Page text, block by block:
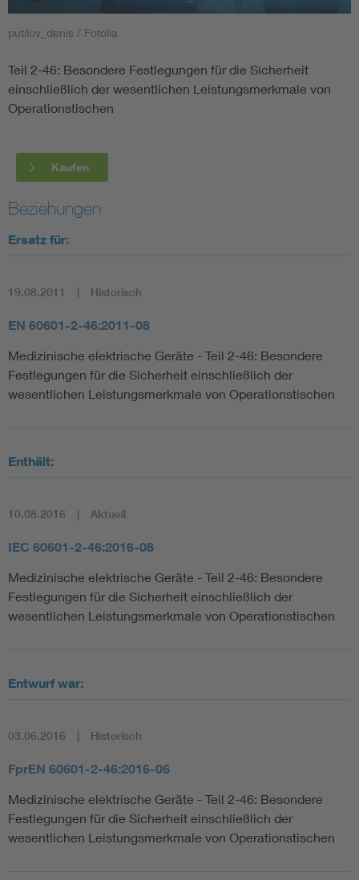
Smart Cities
DKE Fachinformationen im Kontext der Normung
Blitzschutz: DIN EN 62305 in der Übersicht
Circular Economy für mehr Ressourceneffizienz
Cybersecurity in der Industrieautomatisierung
Elektrofachkraft (EFK)
putilov_denis / Fotolia
Teil 2-46: Besondere Festlegungen für die Sicherheit
einschließlich der wesentlichen Leistungsmerkmale von
Operationstischen
Kaufen
Beziehungen
Ersatz für:
19.08.2011 Historisch
EN 60601-2-46:2011-08
Medizinische elektrische Geräte - Teil 2-46: Besondere
Festlegungen für die Sicherheit einschließlich der
wesentlichen Leistungsmerkmale von Operationstischen
Enthält:
10.08.2016 Aktuell
IEC 60601-2-46:2016-08
Medizinische elektrische Geräte - Teil 2-46: Besondere
Festlegungen für die Sicherheit einschließlich der
wesentlichen Leistungsmerkmale von Operationstischen
Entwurf war:
03.06.2016 Historisch
FprEN 60601-2-46:2016-06
Medizinische elektrische Geräte - Teil 2-46: Besondere
Festlegungen für die Sicherheit einschließlich der
wesentlichen Leistungsmerkmale von Operationstischen